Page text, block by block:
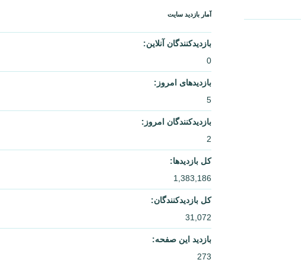
آمار بازدید سایت
بازدیدکنندگان آنلاین:
0
بازدیدهای امروز:
5
بازدیدکنندگان امروز:
2
کل بازدیدها:
1,383,186
کل بازدیدکنند‌گان:
31,072
بازدید این صفحه:
273